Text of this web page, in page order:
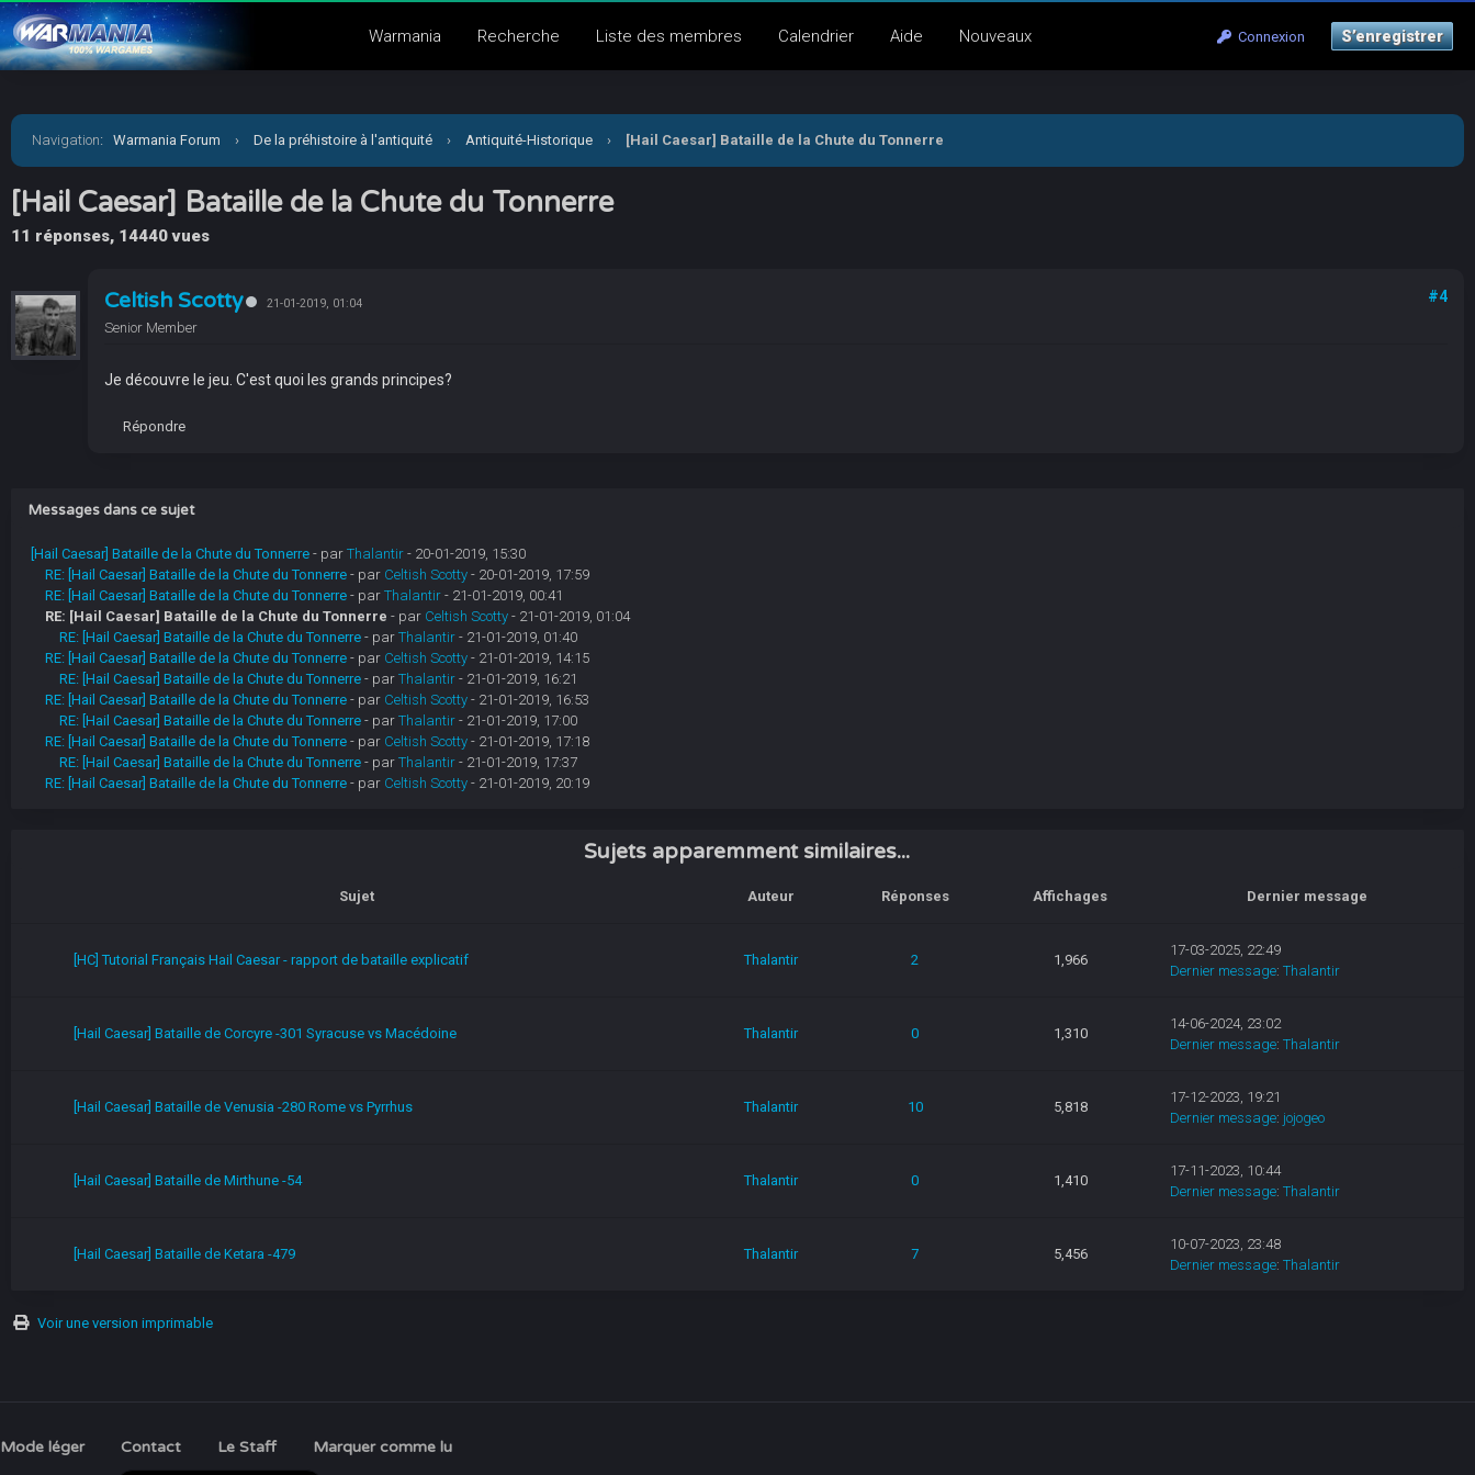
Connexion S’enregistrer
Warmania Recherche Liste des membres Calendrier Aide Nouveaux
Navigation: Warmania Forum › De la préhistoire à l'antiquité › Antiquité-Historique › [Hail Caesar] Bataille de la Chute du Tonnerre
[Hail Caesar] Bataille de la Chute du Tonnerre
11 réponses, 14440 vues
Celtish Scotty 21-01-2019, 01:04
Senior Member
#4
Je découvre le jeu. C'est quoi les grands principes?
Répondre
Messages dans ce sujet
[Hail Caesar] Bataille de la Chute du Tonnerre - par Thalantir- 20-01-2019, 15:30
RE: [Hail Caesar] Bataille de la Chute du Tonnerre - par Celtish Scotty- 20-01-2019, 17:59
RE: [Hail Caesar] Bataille de la Chute du Tonnerre - par Thalantir- 21-01-2019, 00:41
RE: [Hail Caesar] Bataille de la Chute du Tonnerre - par Celtish Scotty- 21-01-2019, 01:04
RE: [Hail Caesar] Bataille de la Chute du Tonnerre - par Thalantir- 21-01-2019, 01:40
RE: [Hail Caesar] Bataille de la Chute du Tonnerre - par Celtish Scotty- 21-01-2019, 14:15
RE: [Hail Caesar] Bataille de la Chute du Tonnerre - par Thalantir- 21-01-2019, 16:21
RE: [Hail Caesar] Bataille de la Chute du Tonnerre - par Celtish Scotty- 21-01-2019, 16:53
RE: [Hail Caesar] Bataille de la Chute du Tonnerre - par Thalantir- 21-01-2019, 17:00
RE: [Hail Caesar] Bataille de la Chute du Tonnerre - par Celtish Scotty- 21-01-2019, 17:18
RE: [Hail Caesar] Bataille de la Chute du Tonnerre - par Thalantir- 21-01-2019, 17:37
RE: [Hail Caesar] Bataille de la Chute du Tonnerre - par Celtish Scotty- 21-01-2019, 20:19
Sujets apparemment similaires...
Sujet Auteur Réponses Affichages Dernier message
[HC] Tutorial Français Hail Caesar - rapport de bataille explicatif Thalantir 2 1,966
17-03-2025, 22:49
Dernier message: Thalantir
[Hail Caesar] Bataille de Corcyre -301 Syracuse vs Macédoine Thalantir 0 1,310
14-06-2024, 23:02
Dernier message: Thalantir
[Hail Caesar] Bataille de Venusia -280 Rome vs Pyrrhus Thalantir 10 5,818
17-12-2023, 19:21
Dernier message: jojogeo
[Hail Caesar] Bataille de Mirthune -54 Thalantir 0 1,410
17-11-2023, 10:44
Dernier message: Thalantir
[Hail Caesar] Bataille de Ketara -479 Thalantir 7 5,456
10-07-2023, 23:48
Dernier message: Thalantir
Voir une version imprimable
Mode léger Contact Le Staff Marquer comme lu